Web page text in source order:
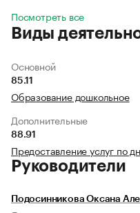
Посмотреть все
Виды
Основной
85.11
Образование дошкольное
Дополнительные
88.91
Предоставление услуг по
Руководители
Подосинникова Оксана